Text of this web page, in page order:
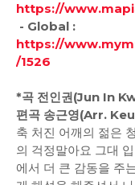
https://
- Global :
https://
/1526
*곡 전인권(Jun In
편곡 송근영(Arr.
축 처진 어깨의 젊은
의 걱정말아요 그대
에서 더 큰 감동을 주